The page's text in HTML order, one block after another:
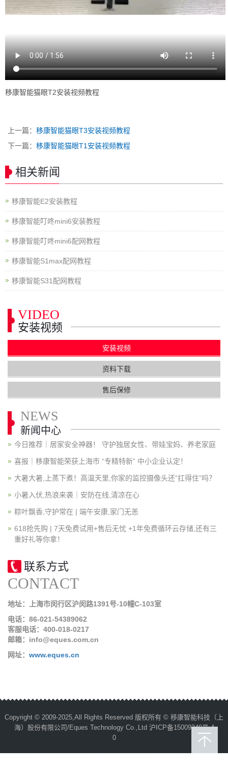
移康智能猫眼T2安装视频教程
上一篇： 移康智能猫眼T3安装视频教程
下一篇： 移康智能猫眼T1安装视频教程
相关新闻
移康智能E2安装教程
移康智能叮咚mini6安装教程
移康智能叮咚mini6配网教程
移康智能S1max配网教程
移康智能S31配网教程
VIDEO
安装视频
安装视频
资料下载
售后保修
NEWS
新闻中心
今日推荐｜居家安全神器！ 守护独居女性、带娃宝妈、养老家庭
喜报｜移康智能荣获上海市 “专精特新” 中小企业认定！
大暑大暑,上蒸下煮！高温天里,你家的监控摄像头还“扛得住”吗？
小暑入伏,热浪来袭｜安防在线,清凉在心
粽叶飘香,守护常在 | 端午安康,家门无恙
618抢先购 | 7天免费试用+售后无忧 +1年免费循环云存储,还有三
重好礼等你拿！
联系方式
CONTACT
地址：上海市闵行区沪闵路1391号-10幢C-103室
电话：86-021-54389062
客服电话：400-018-0217
邮箱：info@eques.com.cn
网址： www.eques.cn
Copyright © 2009-2025,All Rights Reserved 版权所有 © 移康智能科技（上
海）股份有限公司/Eques Technology Co.,Ltd 沪ICP备15009340号-4
0